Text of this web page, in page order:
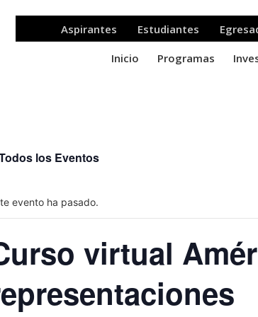
los Eventos
evento ha pasado.
virtual